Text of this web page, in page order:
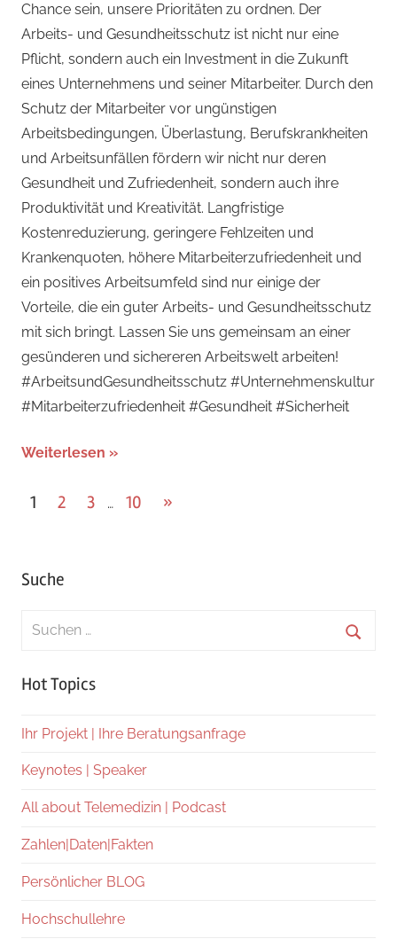
Chance sein, unsere Prioritäten zu ordnen. Der
Arbeits- und Gesundheitsschutz ist nicht nur eine
Pflicht, sondern auch ein Investment in die Zukunft
eines Unternehmens und seiner Mitarbeiter. Durch den
Schutz der Mitarbeiter vor ungünstigen
Arbeitsbedingungen, Überlastung, Berufskrankheiten
und Arbeitsunfällen fördern wir nicht nur deren
Gesundheit und Zufriedenheit, sondern auch ihre
Produktivität und Kreativität. Langfristige
Kostenreduzierung, geringere Fehlzeiten und
Krankenquoten, höhere Mitarbeiterzufriedenheit und
ein positives Arbeitsumfeld sind nur einige der
Vorteile, die ein guter Arbeits- und Gesundheitsschutz
mit sich bringt. Lassen Sie uns gemeinsam an einer
gesünderen und sichereren Arbeitswelt arbeiten!
#ArbeitsundGesundheitsschutz #Unternehmenskultur
#Mitarbeiterzufriedenheit #Gesundheit #Sicherheit
Weiterlesen
Seitennummerierung
Beiträge
1 2 3 … 10
Nächste
»
Suche
Suchen
Hot Topics
Ihr Projekt | Ihre Beratungsanfrage
Keynotes | Speaker
All about Telemedizin | Podcast
Zahlen|Daten|Fakten
Persönlicher BLOG
Hochschullehre